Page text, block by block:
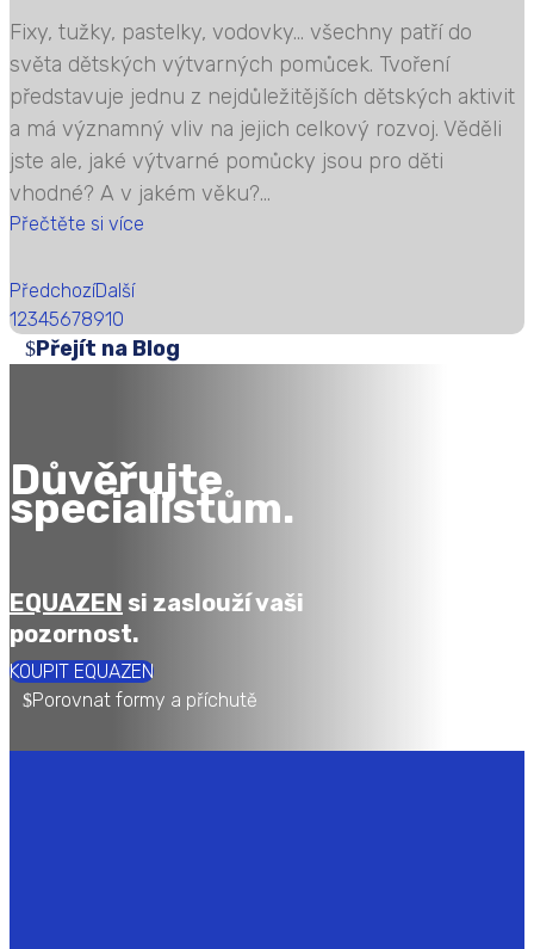
Fixy, tužky, pastelky, vodovky… všechny patří do
světa dětských výtvarných pomůcek. Tvoření
představuje jednu z nejdůležitějších dětských aktivit
a má významný vliv na jejich celkový rozvoj. Věděli
jste ale, jaké výtvarné pomůcky jsou pro děti
vhodné? A v jakém věku?...
Přečtěte si více
PředchozíDalší
12345678910
Přejít na Blog
Důvěřujte
specialistům.
EQUAZEN si zaslouží vaši
pozornost.
KOUPIT EQUAZEN
Porovnat formy a příchutě